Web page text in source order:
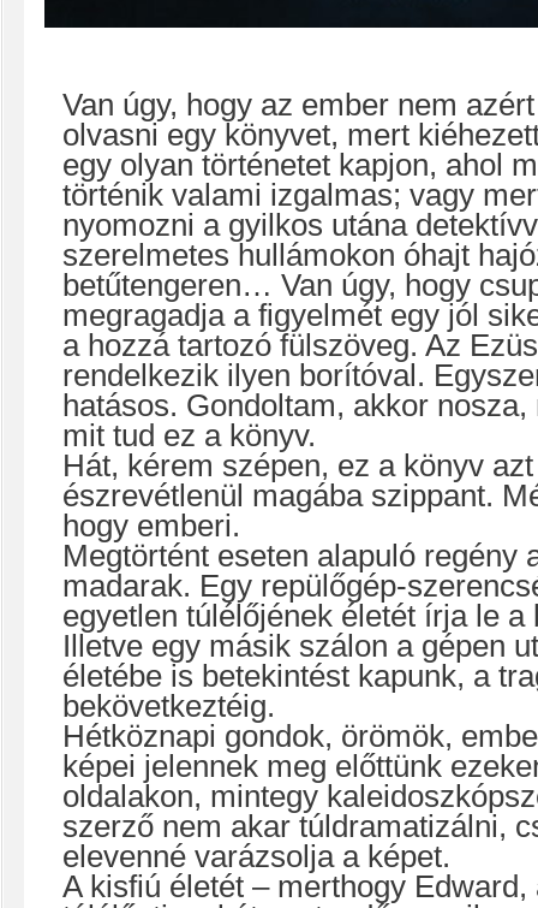
Van úgy, hogy az ember nem
olvasni egy könyvet, mert
egy olyan történetet kapjon, ahol
történik valami izgalmas; vagy
nyomozni a gyilkos utána
szerelmetes hullámokon óhajt
betűtengeren… Van úgy, hogy
megragadja a figyelmét egy jól
a hozzá tartozó fülszöveg. Az
rendelkezik ilyen borítóval.
hatásos. Gondoltam, akkor
mit tud ez a könyv.
Hát, kérem szépen, ez a könyv
észrevétlenül magába szippant.
hogy emberi.
Megtörtént eseten alapuló regény
madarak. Egy repülőgép-
egyetlen túlélőjének életét írja le a
Illetve egy másik szálon a gépen
életébe is betekintést kapunk, a
bekövetkeztéig.
Hétköznapi gondok, örömök,
képei jelennek meg előttünk
oldalakon, mintegy
szerző nem akar túldramatizálni,
elevenné varázsolja a képet.
A kisfiú életét – merthogy Edward,